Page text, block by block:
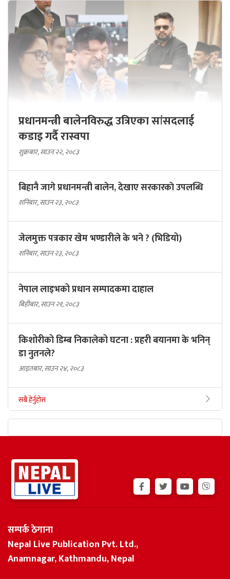
प्रधानमन्त्री बालेनविरुद्ध उत्रिएका सांसदलाई
कडाइ गर्दै रास्वपा
शुक्रबार, साउन २२, २०८३
बिहानै जागे प्रधानमन्त्री बालेन, देखाए सरकारकाे उपलब्धि
शनिबार, साउन २३, २०८३
जेलमुक्त पत्रकार खेम भण्डारीले के भने ? (भिडियो)
शनिबार, साउन २३, २०८३
नेपाल लाइभको प्रधान सम्पादकमा दाहाल
बिहीबार, साउन २१, २०८३
किशोरीको डिम्ब निकालेको घटना : प्रहरी बयानमा के भनिन्
डा नुतनले?
आइतबार, साउन २४, २०८३
सबै हेर्नुहोस
सम्पर्क ठेगाना
Nepal Live Publication Pvt. Ltd.,
Anamnagar, Kathmandu, Nepal